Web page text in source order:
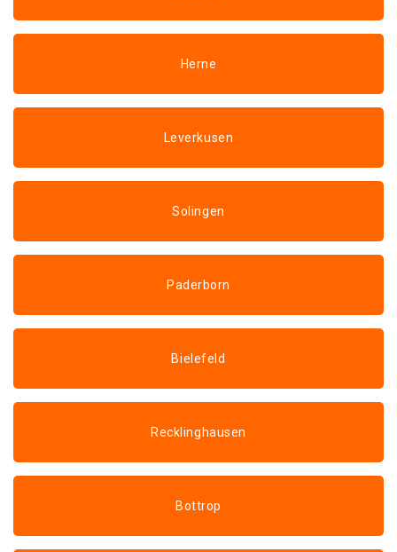
Herne
Leverkusen
Solingen
Paderborn
Bielefeld
Recklinghausen
Bottrop